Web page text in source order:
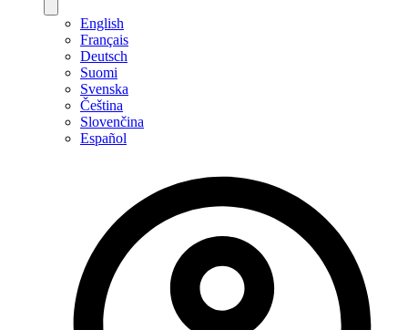
English
Français
Deutsch
Suomi
Svenska
Čeština
Slovenčina
Español